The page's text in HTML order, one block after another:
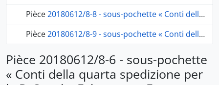
Pièce20180612/8-8 - sous-pochette « Conti della sesta spedizione per le R. Scuole. Formatore. Falegname. Pontarolo. Nr 6 », contenant les folios 218 à 229, factures et quittances, d’Antonio Cassetta, fils, pour le maître-menuisier Giuseppe Cassetta, le mouleur Leopoldo Malpieri, le pontarolo Camillo Bianchi, à Ingres, fol. 217-230
Pièce20180612/8-9 - sous-pochette « Conti della settima ed ultima spedizione per le R. Scuole. Formatore malpieri. Falegname Cassetta. Rimunerazione all’architetto. Nr 7 », contenant les folios 232 à 241, d’Antonio Cassetta, fils, pour le maître-menuisier Giuseppe Cassetta, le mouleur Leopoldo Malpieri, à Ingres, fol. 231-243
Pièce 20180612/8-6 - sous-pochette
« Conti della quarta spedizione per